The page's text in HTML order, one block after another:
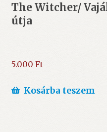
The Witcher/
útja
5.000 Ft
Kosárba teszem